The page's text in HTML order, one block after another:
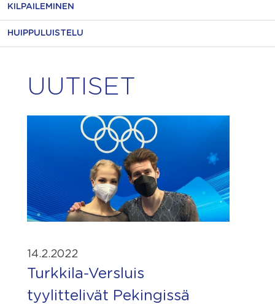
KILPAILEMINEN
HUIPPULUISTELU
UUTISET
14.2.2022
Turkkila-Versluis
tyylittelivät Pekingissä